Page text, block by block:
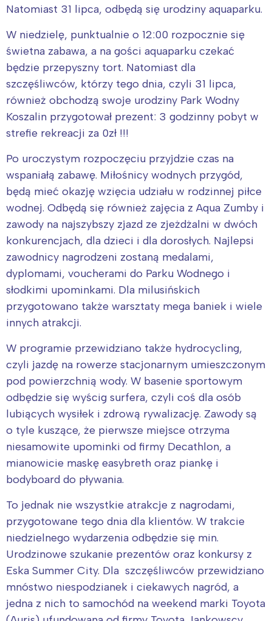
Natomiast 31 lipca, odbędą się urodziny aquaparku.
W niedzielę, punktualnie o 12:00 rozpocznie się
świetna zabawa, a na gości aquaparku czekać
będzie przepyszny tort. Natomiast dla
szczęśliwców, którzy tego dnia, czyli 31 lipca,
również obchodzą swoje urodziny Park Wodny
Koszalin przygotował prezent: 3 godzinny pobyt w
strefie rekreacji za 0zł !!!
Po uroczystym rozpoczęciu przyjdzie czas na
wspaniałą zabawę. Miłośnicy wodnych przygód,
będą mieć okazję wzięcia udziału w rodzinnej piłce
wodnej. Odbędą się również zajęcia z Aqua Zumby i
zawody na najszybszy zjazd ze zjeżdżalni w dwóch
konkurencjach, dla dzieci i dla dorosłych. Najlepsi
zawodnicy nagrodzeni zostaną medalami,
dyplomami, voucherami do Parku Wodnego i
słodkimi upominkami. Dla milusińskich
przygotowano także warsztaty mega baniek i wiele
innych atrakcji.
W programie przewidziano także hydrocycling,
czyli jazdę na rowerze stacjonarnym umieszczonym
pod powierzchnią wody. W basenie sportowym
odbędzie się wyścig surfera, czyli coś dla osób
lubiących wysiłek i zdrową rywalizację. Zawody są
o tyle kuszące, że pierwsze miejsce otrzyma
niesamowite upominki od firmy Decathlon, a
mianowicie maskę easybreth oraz piankę i
bodyboard do pływania.
To jednak nie wszystkie atrakcje z nagrodami,
przygotowane tego dnia dla klientów. W trakcie
niedzielnego wydarzenia odbędzie się min.
Urodzinowe szukanie prezentów oraz konkursy z
Eska Summer City. Dla szczęśliwców przewidziano
mnóstwo niespodzianek i ciekawych nagród, a
jedna z nich to samochód na weekend marki Toyota